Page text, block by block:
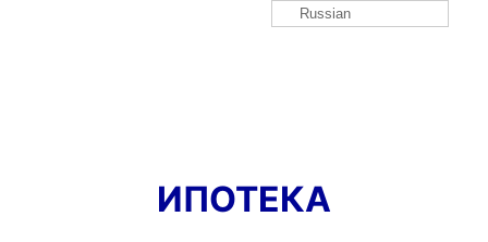
ИПОТЕКА
Russian